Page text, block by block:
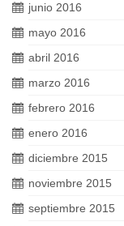
junio 2016
mayo 2016
abril 2016
marzo 2016
febrero 2016
enero 2016
diciembre 2015
noviembre 2015
septiembre 2015